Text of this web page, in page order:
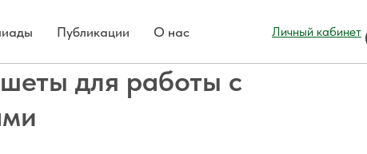
Публикации О нас Личный кабинет
для работы с